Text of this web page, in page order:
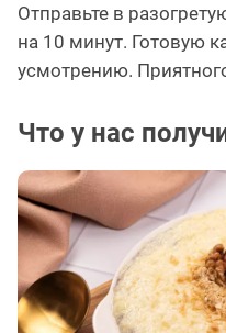
Отправьте в
на 10 минут. Готовую
усмотрению.
Что у нас